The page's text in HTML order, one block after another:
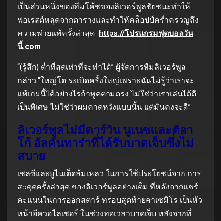
เป็นส่วนหนึ่งของทีมโค้ชของลิเวอร์พูลชัยชนะทำให้
ฟอเรสต์หลุดจากตารางและทำให้คล็อปป์คร่ำครวญถึง
ความพ่ายแพ้ครั้งล่าสุด https://โปรแกรมฟุตบอลวัน
นี้.com
“(รู้สึก) ต่ำที่สุดเท่าที่จะทำได้” ผู้จัดการทีมลิเวอร์พูล
กล่าว “ใหญ่โต ระเบิดครั้งใหญ่เพราะฉันไม่รู้ว่าเราจะ
แพ้เกมนี้ได้อย่างไรถ้าพูดตามตรง ไม่ใช่ว่าเราเล่นได้ดี
เป็นพิเศษ ไม่ใช่ว่าผมคาดหวังแบบนั้น แต่มันคงจะดี”
ลิเวอร์พูลไม่มีดาร์วิน นูเนซและติอา
โก้ อัลคันทาร่าที่ได้รับบาดเจ็บซึ่งไม่
สบาย
เชลซีและยูไนเต็ดล้มเหลว ในการใช้ประโยชน์จาก การ
สะดุดครั้งล่าสุด ของลิเวอร์พูลอย่างเต็ม ที่หลังจากแชร์
คะแนนในการออกสตาร์ ทรอบสุดท้ายคาเซมิโร เป็นหัว
หน้าอีควอไลเซอร์ ในช่วงทดเวลาบาดเจ็บ หลังจากที่